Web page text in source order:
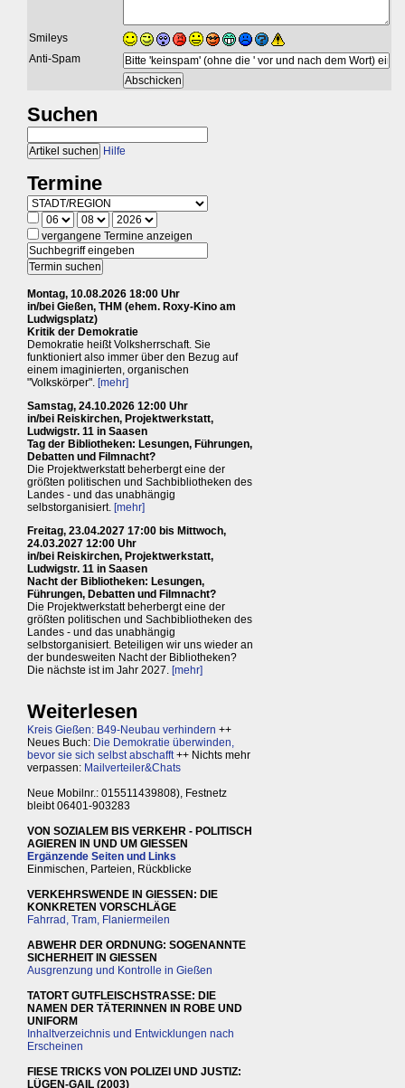
Smileys
Anti-Spam
Suchen
Hilfe
Termine
vergangene Termine anzeigen
Montag, 10.08.2026 18:00 Uhr
in/bei Gießen, THM (ehem. Roxy-Kino am
Ludwigsplatz)
Kritik der Demokratie
Demokratie heißt Volksherrschaft. Sie
funktioniert also immer über den Bezug auf
einem imaginierten, organischen
"Volkskörper". [mehr]
Samstag, 24.10.2026 12:00 Uhr
in/bei Reiskirchen, Projektwerkstatt,
Ludwigstr. 11 in Saasen
Tag der Bibliotheken: Lesungen, Führungen,
Debatten und Filmnacht?
Die Projektwerkstatt beherbergt eine der
größten politischen und Sachbibliotheken des
Landes - und das unabhängig
selbstorganisiert. [mehr]
Freitag, 23.04.2027 17:00 bis Mittwoch,
24.03.2027 12:00 Uhr
in/bei Reiskirchen, Projektwerkstatt,
Ludwigstr. 11 in Saasen
Nacht der Bibliotheken: Lesungen,
Führungen, Debatten und Filmnacht?
Die Projektwerkstatt beherbergt eine der
größten politischen und Sachbibliotheken des
Landes - und das unabhängig
selbstorganisiert. Beteiligen wir uns wieder an
der bundesweiten Nacht der Bibliotheken?
Die nächste ist im Jahr 2027. [mehr]
Weiterlesen
Kreis Gießen: B49-Neubau verhindern ++
Neues Buch: Die Demokratie überwinden,
bevor sie sich selbst abschafft++ Nichts mehr
verpassen: Mailverteiler&Chats
Neue Mobilnr.: 015511439808), Festnetz
bleibt 06401-903283
VON SOZIALEM BIS VERKEHR - POLITISCH
AGIEREN IN UND UM GIESSEN
Ergänzende Seiten und Links
Einmischen, Parteien, Rückblicke
VERKEHRSWENDE IN GIESSEN: DIE
KONKRETEN VORSCHLÄGE
Fahrrad, Tram, Flaniermeilen
ABWEHR DER ORDNUNG: SOGENANNTE
SICHERHEIT IN GIESSEN
Ausgrenzung und Kontrolle in Gießen
TATORT GUTFLEISCHSTRASSE: DIE
NAMEN DER TÄTERINNEN IN ROBE UND
UNIFORM
Inhaltverzeichnis und Entwicklungen nach
Erscheinen
FIESE TRICKS VON POLIZEI UND JUSTIZ:
LÜGEN-GAIL (2003)